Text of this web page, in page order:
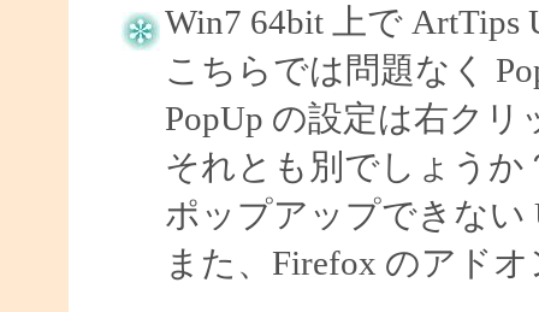
Win7 64bit 上で ArtTips
こちらでは問題なく
PopUp の設定は右ク
それとも別でしょうか
ポップアップできない
また、Firefox のアド